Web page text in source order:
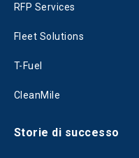
RFP Services
Fleet Solutions
T-Fuel
CleanMile
Storie di successo